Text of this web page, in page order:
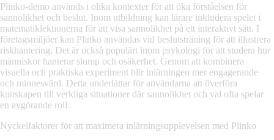
Plinko-demo används i olika kontexter för att öka förståelsen för
sannolikhet och beslut. Inom utbildning kan lärare inkludera spelet i
matematiklektionerna för att visa sannolikhet på ett interaktivt sätt. I
företagsmiljöer kan Plinko användas vid beslutsträning för att illustrera
riskhantering. Det är också populärt inom psykologi för att studera hur
människor hanterar slump och osäkerhet. Genom att kombinera
visuella och praktiska experiment blir inlärningen mer engagerande
och minnesvärd. Detta underlättar för användarna att överföra
kunskapen till verkliga situationer där sannolikhet och val ofta spelar
en avgörande roll.
Nyckelfaktorer för att maximera inlärningsupplevelsen med Plinko